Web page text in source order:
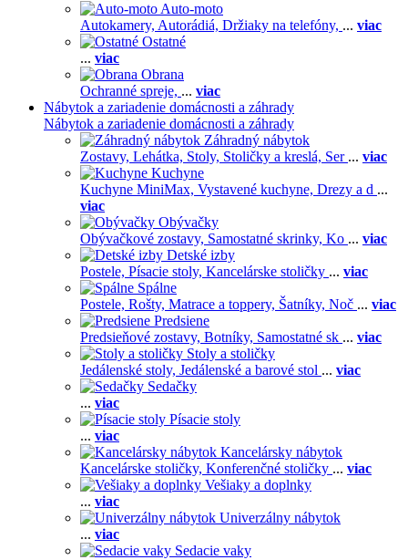
Auto-moto
Autokamery, Autorádiá, Držiaky na telefóny, ... viac
Ostatné
... viac
Obrana
Ochranné spreje, ... viac
Nábytok a zariadenie domácnosti a záhrady
Nábytok a zariadenie domácnosti a záhrady
Záhradný nábytok
Zostavy, Lehátka, Stoly, Stoličky a kreslá, Ser ... viac
Kuchyne
Kuchyne MiniMax, Vystavené kuchyne, Drezy a d ...
viac
Obývačky
Obývačkové zostavy, Samostatné skrinky, Ko ... viac
Detské izby
Postele, Písacie stoly, Kancelárske stoličky ... viac
Spálne
Postele, Rošty, Matrace a toppery, Šatníky, Noč ... viac
Predsiene
Predsieňové zostavy, Botníky, Samostatné sk ... viac
Stoly a stoličky
Jedálenské stoly, Jedálenské a barové stol ... viac
Sedačky
... viac
Písacie stoly
... viac
Kancelársky nábytok
Kancelárske stoličky, Konferenčné stoličky ... viac
Vešiaky a doplnky
... viac
Univerzálny nábytok
... viac
Sedacie vaky